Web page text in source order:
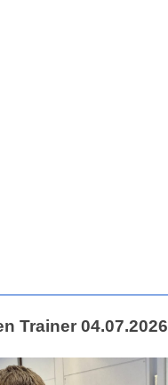
Trainer 04.07.2026